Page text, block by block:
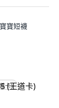
寶短襪
卡)